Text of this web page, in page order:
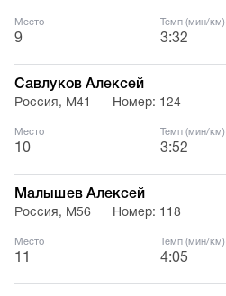
Место
9
Темп (мин/км)
3:32
Савлуков Алексей
Россия, М41 Номер: 124
Место
10
Темп (мин/км)
3:52
Малышев Алексей
Россия, М56 Номер: 118
Место Темп (мин/км)
4:05